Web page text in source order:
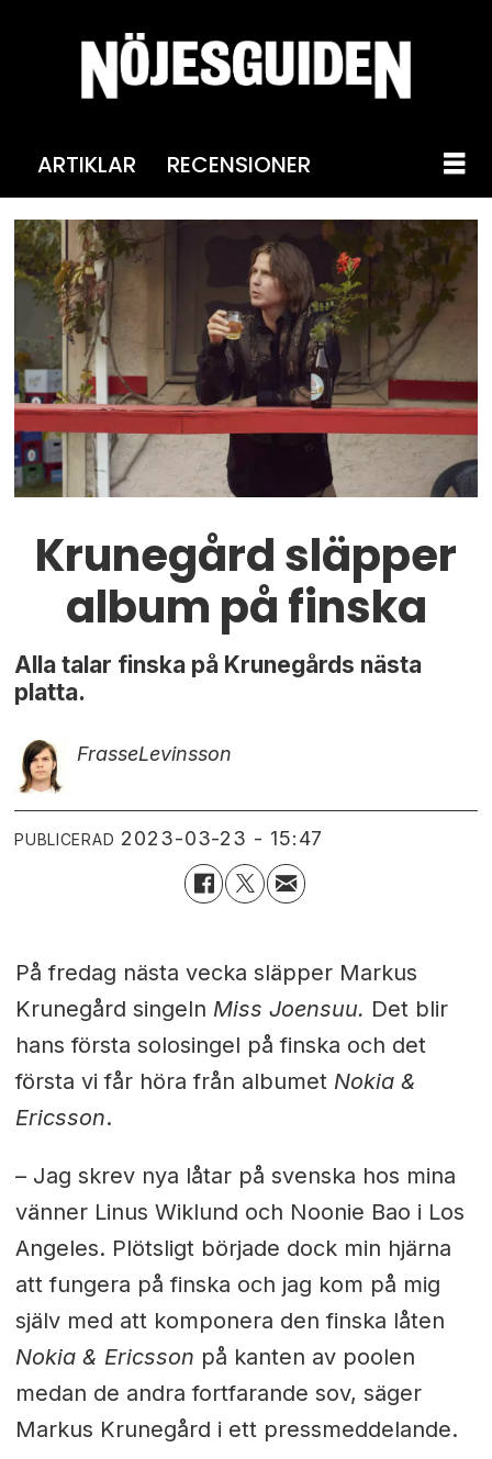
ARTIKLAR RECENSIONER
Krunegård släpper
album på finska
Alla talar finska på Krunegårds nästa
platta.
FrasseLevinsson
PUBLICERAD 2023-03-23 - 15:47
På fredag nästa vecka släpper Markus
Krunegård singeln Miss Joensuu. Det blir
hans första solosingel på finska och det
första vi får höra från albumet Nokia &
Ericsson.
– Jag skrev nya låtar på svenska hos mina
vänner Linus Wiklund och Noonie Bao i Los
Angeles. Plötsligt började dock min hjärna
att fungera på finska och jag kom på mig
själv med att komponera den finska låten
Nokia & Ericsson på kanten av poolen
medan de andra fortfarande sov, säger
Markus Krunegård i ett pressmeddelande.